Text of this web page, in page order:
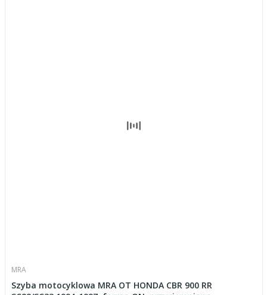
MRA
Szyba motocyklowa MRA OT HONDA CBR 900 RR